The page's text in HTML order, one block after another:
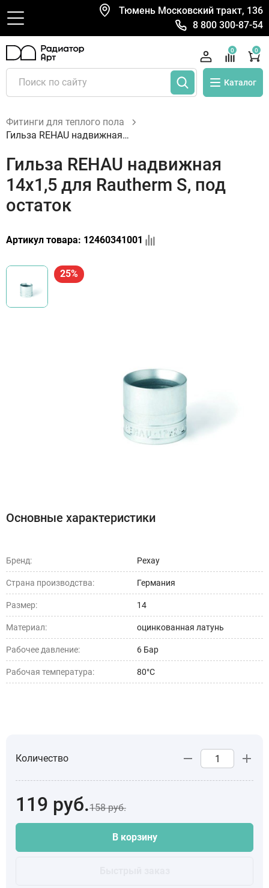
Тюмень Московский тракт, 136
8 800 300-87-54
Каталог
0 0
Фитинги для теплого пола
Гильза REHAU надвижная 14х1,5 для Rautherm S, под остаток
Гильза REHAU надвижная
14х1,5 для Rautherm S, под
остаток
Артикул товара: 12460341001
25%
Основные характеристики
Бренд: Рехау
Страна производства: Германия
Размер: 14
Материал: оцинкованная латунь
Рабочее давление: 6 Бар
Рабочая температура: 80°C
Количество
119 руб.158руб.
В корзину